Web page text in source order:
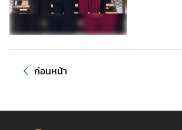
ป
ก่อนหน้า